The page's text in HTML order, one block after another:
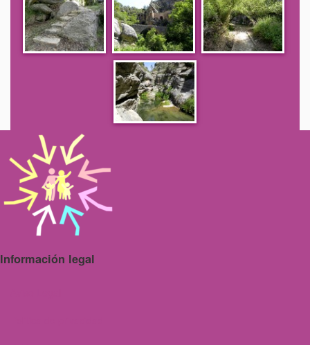
Información legal